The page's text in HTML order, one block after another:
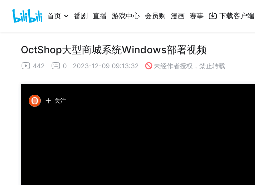
首页 番剧 直播 游戏中心 会员购 漫画 赛事 下载客户端
OctShop大型商城系统Windows部署视频
442 0 2023-12-09 09:13:32 未经作者授权，禁止转载
关注